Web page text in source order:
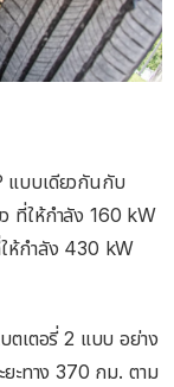
แบบเดียวกันกับ
ที่ให้กำลัง 160 kW
ห้กำลัง 430 kW
ตเตอรี่ 2 แบบ อย่าง
ะทาง 370 กม. ตาม